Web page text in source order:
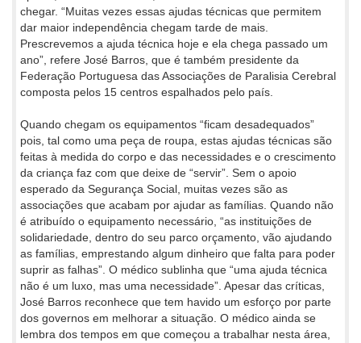
chegar. “Muitas vezes essas ajudas técnicas que permitem
dar maior independência chegam tarde de mais.
Prescrevemos a ajuda técnica hoje e ela chega passado um
ano”, refere José Barros, que é também presidente da
Federação Portuguesa das Associações de Paralisia Cerebral
composta pelos 15 centros espalhados pelo país.
Quando chegam os equipamentos “ficam desadequados”
pois, tal como uma peça de roupa, estas ajudas técnicas são
feitas à medida do corpo e das necessidades e o crescimento
da criança faz com que deixe de “servir”. Sem o apoio
esperado da Segurança Social, muitas vezes são as
associações que acabam por ajudar as famílias. Quando não
é atribuído o equipamento necessário, “as instituições de
solidariedade, dentro do seu parco orçamento, vão ajudando
as famílias, emprestando algum dinheiro que falta para poder
suprir as falhas”. O médico sublinha que “uma ajuda técnica
não é um luxo, mas uma necessidade”. Apesar das críticas,
José Barros reconhece que tem havido um esforço por parte
dos governos em melhorar a situação. O médico ainda se
lembra dos tempos em que começou a trabalhar nesta área,